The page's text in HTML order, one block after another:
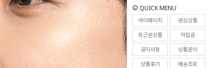
QUICK MENU
마이페이지
관심상품
최근본상품
적립금
공지사항
상품문의
상품후기
배송조회